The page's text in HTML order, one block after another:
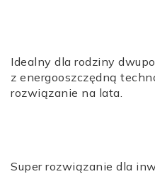
Idealny dla rodziny
z energooszczędną
rozwiązanie na lata.
Super rozwiązanie dla